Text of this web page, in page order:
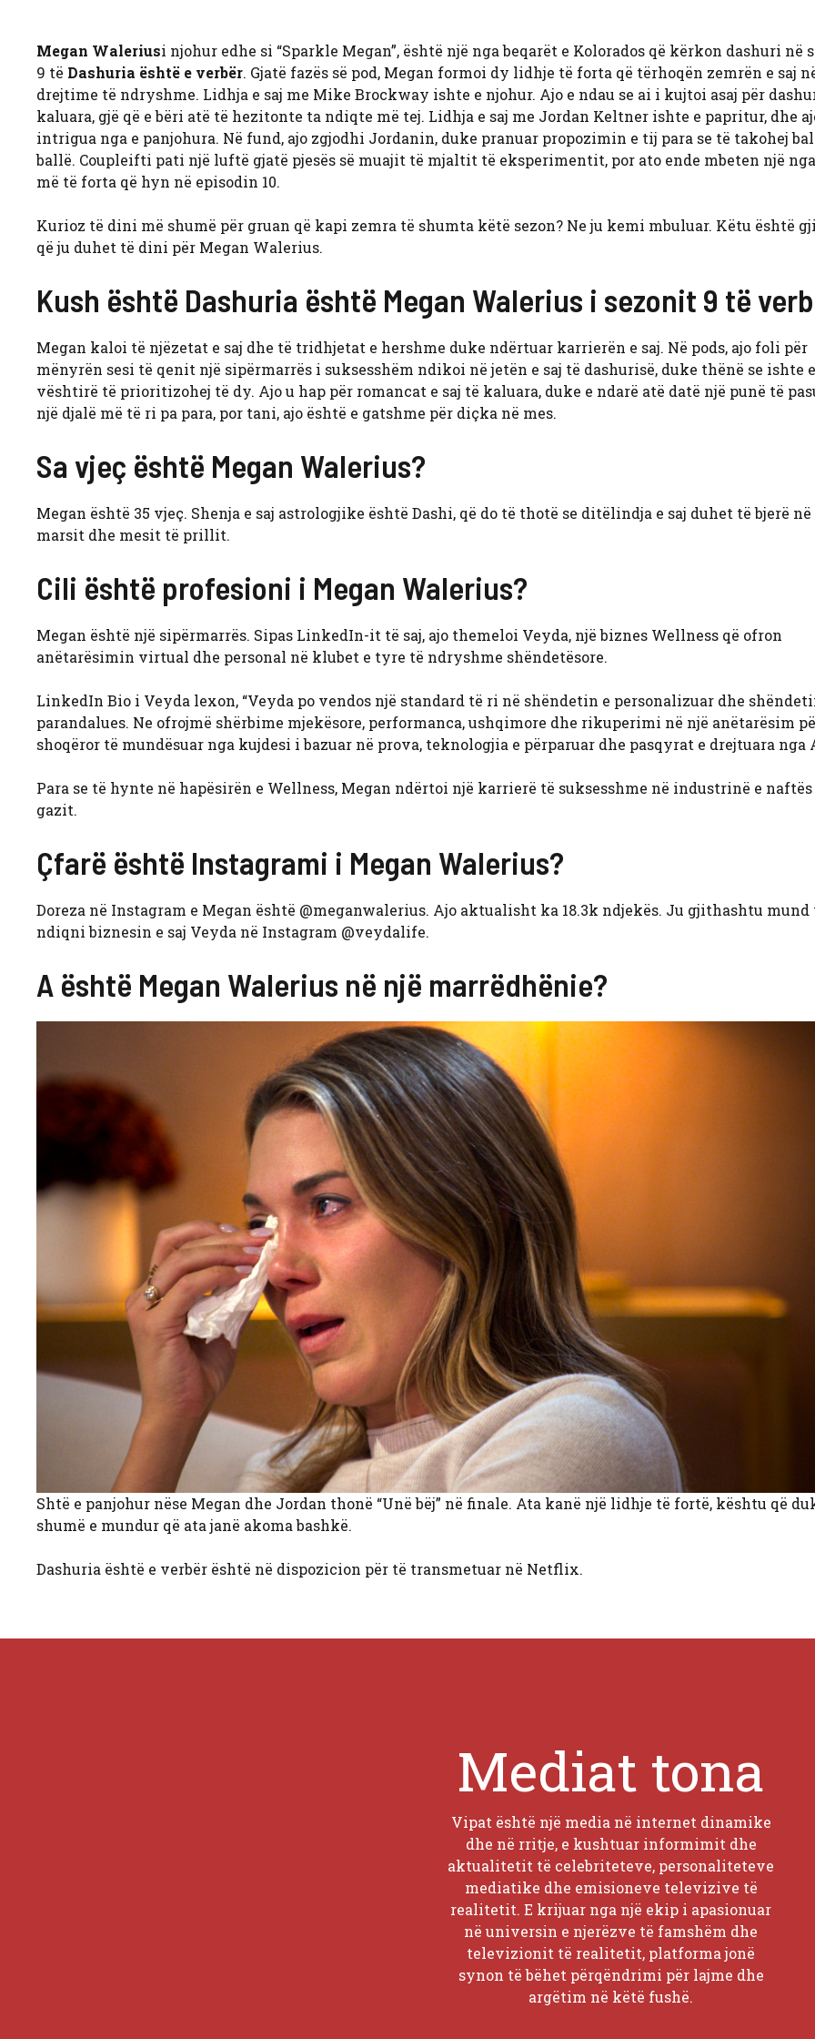
Megan Waleriusi njohur edhe si “Sparkle Megan”, është një nga beqarët e Kolorados që kërkon dashuri në
9 të Dashuria është e verbër. Gjatë fazës së pod, Megan formoi dy lidhje të forta që tërhoqën zemrën e saj
drejtime të ndryshme. Lidhja e saj me Mike Brockway ishte e njohur. Ajo e ndau se ai i kujtoi asaj për
kaluara, gjë që e bëri atë të hezitonte ta ndiqte më tej. Lidhja e saj me Jordan Keltner ishte e papritur, dhe
intrigua nga e panjohura. Në fund, ajo zgjodhi Jordanin, duke pranuar propozimin e tij para se të takohej
ballë. Coupleifti pati një luftë gjatë pjesës së muajit të mjaltit të eksperimentit, por ato ende mbeten një
më të forta që hyn në episodin 10.
Kurioz të dini më shumë për gruan që kapi zemra të shumta këtë sezon? Ne ju kemi mbuluar. Këtu është
që ju duhet të dini për Megan Walerius.
Kush është Dashuria është Megan Walerius i sezonit 9 të
Megan kaloi të njëzetat e saj dhe të tridhjetat e hershme duke ndërtuar karrierën e saj. Në pods, ajo foli për
mënyrën sesi të qenit një sipërmarrës i suksesshëm ndikoi në jetën e saj të dashurisë, duke thënë se ishte e
vështirë të prioritizohej të dy. Ajo u hap për romancat e saj të kaluara, duke e ndarë atë datë një punë të
një djalë më të ri pa para, por tani, ajo është e gatshme për diçka në mes.
Sa vjeç është Megan Walerius?
Megan është 35 vjeç. Shenja e saj astrologjike është Dashi, që do të thotë se ditëlindja e saj duhet të bjerë
marsit dhe mesit të prillit.
Cili është profesioni i Megan Walerius?
Megan është një sipërmarrës. Sipas LinkedIn-it të saj, ajo themeloi Veyda, një biznes Wellness që ofron
anëtarësimin virtual dhe personal në klubet e tyre të ndryshme shëndetësore.
LinkedIn Bio i Veyda lexon, “Veyda po vendos një standard të ri në shëndetin e personalizuar dhe
parandalues. Ne ofrojmë shërbime mjekësore, performanca, ushqimore dhe rikuperimi në një anëtarësim
shoqëror të mundësuar nga kujdesi i bazuar në prova, teknologjia e përparuar dhe pasqyrat e drejtuara nga
Para se të hynte në hapësirën e Wellness, Megan ndërtoi një karrierë të suksesshme në industrinë e
gazit.
Çfarë është Instagrami i Megan Walerius?
Doreza në Instagram e Megan është @meganwalerius. Ajo aktualisht ka 18.3k ndjekës. Ju gjithashtu mund
ndiqni biznesin e saj Veyda në Instagram @veydalife.
A është Megan Walerius në një marrëdhënie?
Shtë e panjohur nëse Megan dhe Jordan thonë “Unë bëj” në finale. Ata kanë një lidhje të fortë, kështu që
shumë e mundur që ata janë akoma bashkë.
Dashuria është e verbër është në dispozicion për të transmetuar në Netflix.
Mediat tona
Vipat është një media në internet dinamike
dhe në rritje, e kushtuar informimit dhe
aktualitetit të celebriteteve, personaliteteve
mediatike dhe emisioneve televizive të
realitetit. E krijuar nga një ekip i apasionuar
në universin e njerëzve të famshëm dhe
televizionit të realitetit, platforma jonë
synon të bëhet përqëndrimi për lajme dhe
argëtim në këtë fushë.